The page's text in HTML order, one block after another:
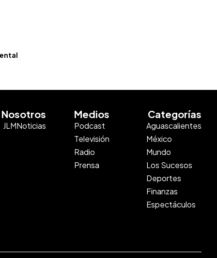
Nosotros
JLMNoticias
Medios
Podcast
Televisión
Radio
Prensa
Categorías
Aguascalientes
México
Mundo
Los Sucesos
Deportes
Finanzas
Espectáculos